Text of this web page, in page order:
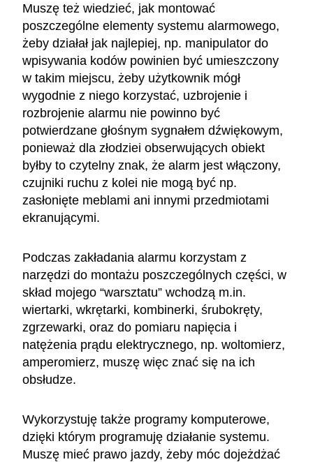
Muszę też wiedzieć, jak montować
poszczególne elementy systemu alarmowego,
żeby działał jak najlepiej, np. manipulator do
wpisywania kodów powinien być umieszczony
w takim miejscu, żeby użytkownik mógł
wygodnie z niego korzystać, uzbrojenie i
rozbrojenie alarmu nie powinno być
potwierdzane głośnym sygnałem dźwiękowym,
ponieważ dla złodziei obserwujących obiekt
byłby to czytelny znak, że alarm jest włączony,
czujniki ruchu z kolei nie mogą być np.
zasłonięte meblami ani innymi przedmiotami
ekranującymi.
Podczas zakładania alarmu korzystam z
narzędzi do montażu poszczególnych części, w
skład mojego “warsztatu” wchodzą m.in.
wiertarki, wkrętarki, kombinerki, śrubokręty,
zgrzewarki, oraz do pomiaru napięcia i
natężenia prądu elektrycznego, np. woltomierz,
amperomierz, muszę więc znać się na ich
obsłudze.
Wykorzystuję także programy komputerowe,
dzięki którym programuję działanie systemu.
Muszę mieć prawo jazdy, żeby móc dojeżdżać